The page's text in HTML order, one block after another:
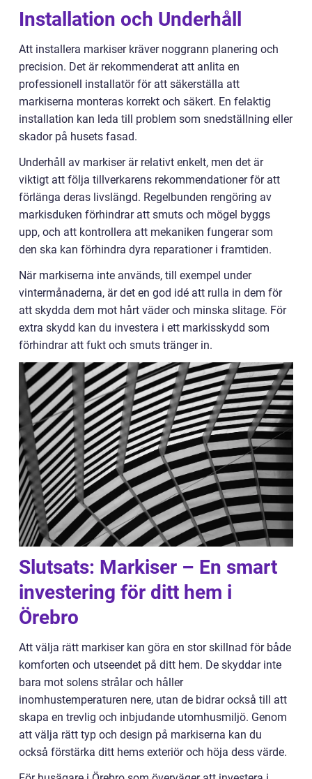
Installation och Underhåll
Att installera markiser kräver noggrann planering och
precision. Det är rekommenderat att anlita en
professionell installatör för att säkerställa att
markiserna monteras korrekt och säkert. En felaktig
installation kan leda till problem som snedställning eller
skador på husets fasad.
Underhåll av markiser är relativt enkelt, men det är
viktigt att följa tillverkarens rekommendationer för att
förlänga deras livslängd. Regelbunden rengöring av
markisduken förhindrar att smuts och mögel byggs
upp, och att kontrollera att mekaniken fungerar som
den ska kan förhindra dyra reparationer i framtiden.
När markiserna inte används, till exempel under
vintermånaderna, är det en god idé att rulla in dem för
att skydda dem mot hårt väder och minska slitage. För
extra skydd kan du investera i ett markisskydd som
förhindrar att fukt och smuts tränger in.
Slutsats: Markiser – En smart
investering för ditt hem i
Örebro
Att välja rätt markiser kan göra en stor skillnad för både
komforten och utseendet på ditt hem. De skyddar inte
bara mot solens strålar och håller
inomhustemperaturen nere, utan de bidrar också till att
skapa en trevlig och inbjudande utomhusmiljö. Genom
att välja rätt typ och design på markiserna kan du
också förstärka ditt hems exteriör och höja dess värde.